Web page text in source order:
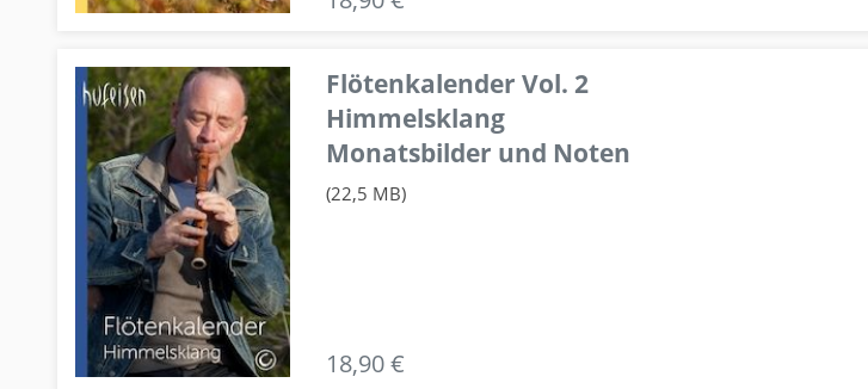
Flötenkalender Vol. 2
Himmelsklang
Monatsbilder und Noten
(22,5 MB)
18,90 €